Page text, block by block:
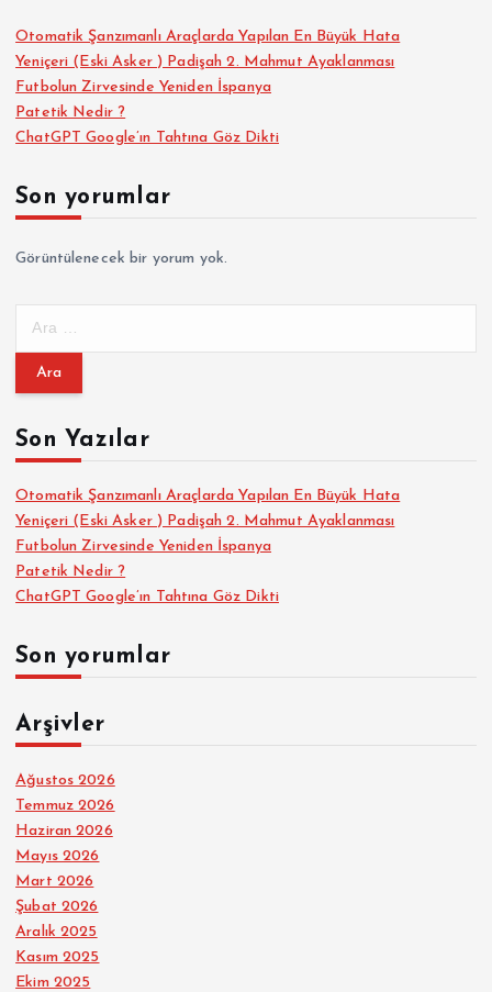
Otomatik Şanzımanlı Araçlarda Yapılan En Büyük Hata
Yeniçeri (Eski Asker ) Padişah 2. Mahmut Ayaklanması
Futbolun Zirvesinde Yeniden İspanya
Patetik Nedir ?
ChatGPT Google’ın Tahtına Göz Dikti
Son yorumlar
Görüntülenecek bir yorum yok.
m
:Son Yazılar
Otomatik Şanzımanlı Araçlarda Yapılan En Büyük Hata
Yeniçeri (Eski Asker ) Padişah 2. Mahmut Ayaklanması
Futbolun Zirvesinde Yeniden İspanya
Patetik Nedir ?
ChatGPT Google’ın Tahtına Göz Dikti
Son yorumlar
Arşivler
Ağustos 2026
Temmuz 2026
Haziran 2026
Mayıs 2026
Mart 2026
Şubat 2026
Aralık 2025
Kasım 2025
Ekim 2025